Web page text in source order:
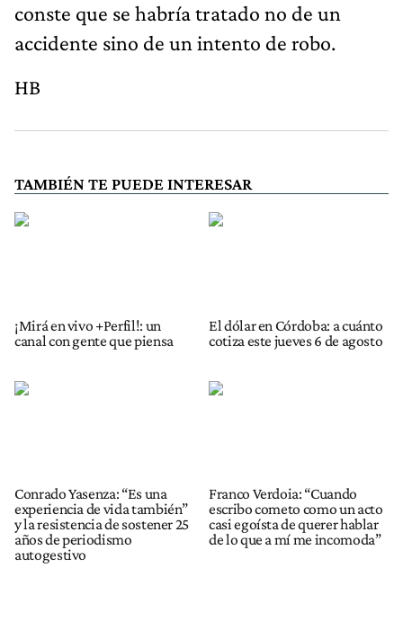
conste que se habría tratado no de un
accidente sino de un intento de robo.
HB
TAMBIÉN TE PUEDE INTERESAR
¡Mirá en vivo +Perfil!: un
canal con gente que piensa
El dólar en Córdoba: a cuánto
cotiza este jueves 6 de agosto
Conrado Yasenza: “Es una
experiencia de vida también”
y la resistencia de sostener 25
años de periodismo
autogestivo
Franco Verdoia: “Cuando
escribo cometo como un acto
casi egoísta de querer hablar
de lo que a mí me incomoda”